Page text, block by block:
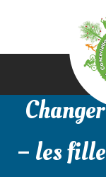
– les